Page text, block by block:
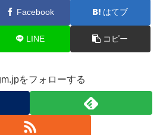
Facebook はてブ
LINE コピー
をフォローする